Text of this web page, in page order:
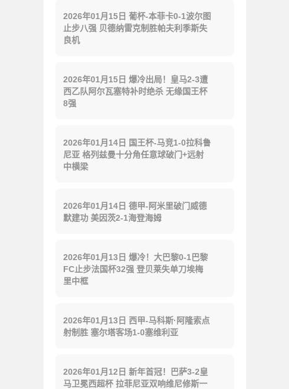
2026年01月15日 葡杯-本菲卡0-1波尔图
止步八强 贝德纳雷克制胜帕夫利季斯失
良机
2026年01月15日 爆冷出局！皇马2-3遭
西乙队阿尔瓦塞特补时绝杀 无缘国王杯
8强
2026年01月14日 国王杯-马竞1-0拉科鲁
尼亚 格列兹曼十分角任意球破门+远射
中横梁
2026年01月14日 德甲-阿米里破门威德
默建功 美因茨2-1海登海姆
2026年01月13日 爆冷！大巴黎0-1巴黎
FC止步法国杯32强 登贝莱失单刀埃梅
里中框
2026年01月13日 西甲-马科斯·阿隆索点
射制胜 塞尔塔客场1-0塞维利亚
2026年01月12日 新年首冠！巴萨3-2皇
马卫冕西超杯 拉菲尼亚双响维尼修斯一